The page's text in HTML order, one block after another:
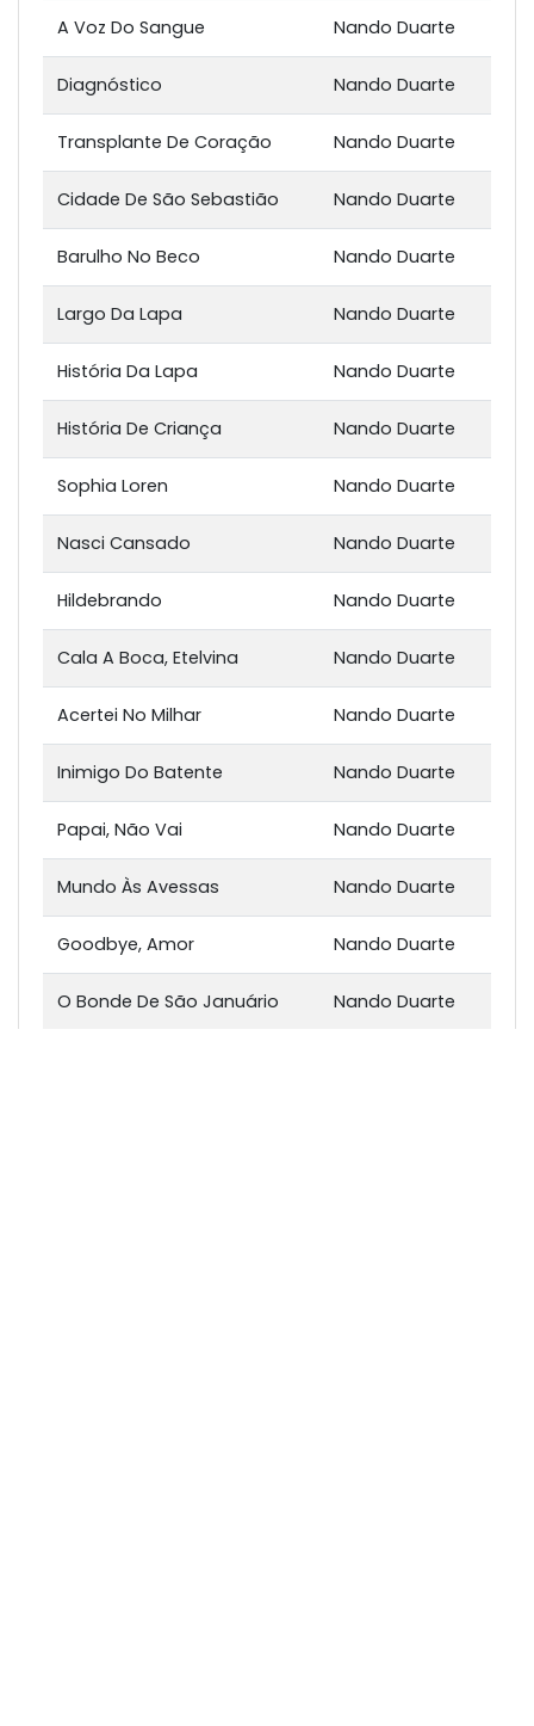
A Voz Do Sangue Nando Duarte
Diagnóstico Nando Duarte
Transplante De Coração Nando Duarte
Cidade De São Sebastião Nando Duarte
Barulho No Beco Nando Duarte
Largo Da Lapa Nando Duarte
História Da Lapa Nando Duarte
História De Criança Nando Duarte
Sophia Loren Nando Duarte
Nasci Cansado Nando Duarte
Hildebrando Nando Duarte
Cala A Boca, Etelvina Nando Duarte
Acertei No Milhar Nando Duarte
Inimigo Do Batente Nando Duarte
Papai, Não Vai Nando Duarte
Mundo Às Avessas Nando Duarte
Goodbye, Amor Nando Duarte
O Bonde De São Januário Nando Duarte